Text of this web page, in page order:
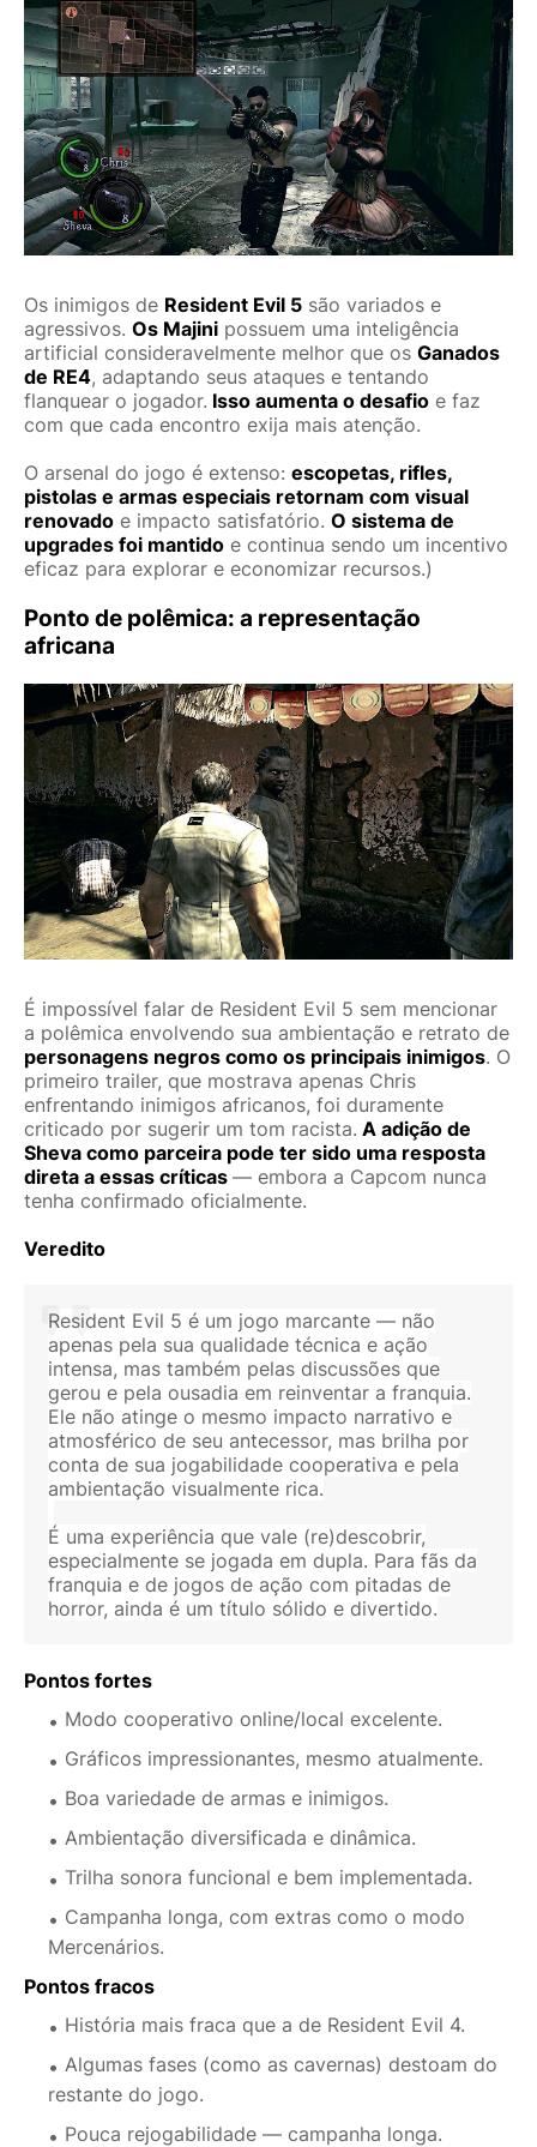
Os inimigos de Resident Evil 5 são variados e
agressivos. Os Majini possuem uma inteligência
artificial consideravelmente melhor que os Ganados
de RE4, adaptando seus ataques e tentando
flanquear o jogador. Isso aumenta o desafio e faz
com que cada encontro exija mais atenção.
O arsenal do jogo é extenso: escopetas, rifles,
pistolas e armas especiais retornam com visual
renovado e impacto satisfatório. O sistema de
upgrades foi mantido e continua sendo um incentivo
eficaz para explorar e economizar recursos.)
Ponto de polêmica: a representação
africana
É impossível falar de Resident Evil 5 sem mencionar
a polêmica envolvendo sua ambientação e retrato de
personagens negros como os principais inimigos. O
primeiro trailer, que mostrava apenas Chris
enfrentando inimigos africanos, foi duramente
criticado por sugerir um tom racista. A adição de
Sheva como parceira pode ter sido uma resposta
direta a essas críticas — embora a Capcom nunca
tenha confirmado oficialmente.
Veredito
Resident Evil 5 é um jogo marcante — não
apenas pela sua qualidade técnica e ação
intensa, mas também pelas discussões que
gerou e pela ousadia em reinventar a franquia.
Ele não atinge o mesmo impacto narrativo e
atmosférico de seu antecessor, mas brilha por
conta de sua jogabilidade cooperativa e pela
ambientação visualmente rica.
É uma experiência que vale (re)descobrir,
especialmente se jogada em dupla. Para fãs da
franquia e de jogos de ação com pitadas de
horror, ainda é um título sólido e divertido.
Pontos fortes
Modo cooperativo online/local excelente.
Gráficos impressionantes, mesmo atualmente.
Boa variedade de armas e inimigos.
Ambientação diversificada e dinâmica.
Trilha sonora funcional e bem implementada.
Campanha longa, com extras como o modo
Mercenários.
Pontos fracos
História mais fraca que a de Resident Evil 4.
Algumas fases (como as cavernas) destoam do
restante do jogo.
Pouca rejogabilidade — campanha longa.